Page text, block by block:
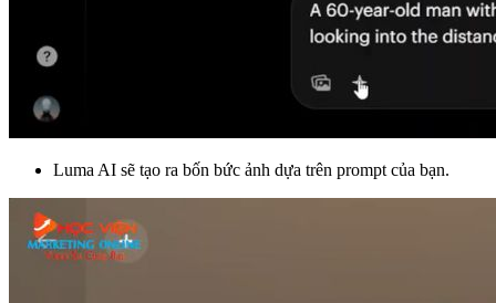
Luma AI sẽ tạo ra bốn bức ảnh dựa trên prompt của bạn.